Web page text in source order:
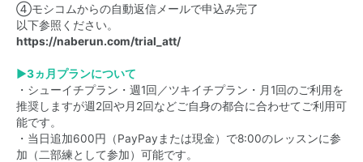
④モシコムからの自動返信メールで申込み完了
以下参照ください。
https://naberun.com/trial_att/
▶3ヵ月プランについて
・シューイチプラン・週1回／ツキイチプラン・ 月1回のご利用を
推奨しますが週2回や月2回などご自身の都合に合わせてご利用可
能です。
・当日追加600円（PayPayまたは現金）で8:00のレッスンに参
加（二部練として参加）可能です。